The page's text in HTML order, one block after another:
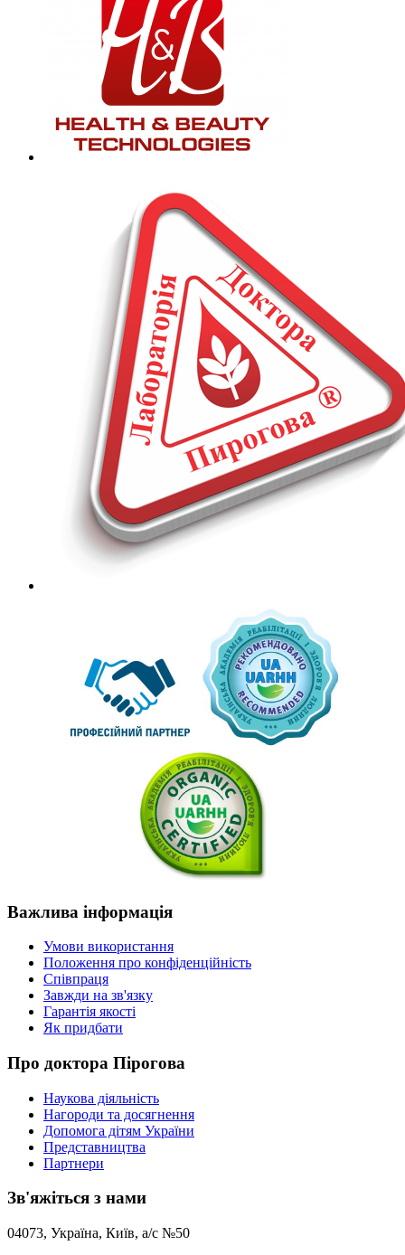
Важлива інформація
Умови використання
Положення про конфіденційність
Співпраця
Завжди на зв'язку
Гарантія якості
Як придбати
Про доктора Пірогова
Наукова діяльність
Нагороди та досягнення
Допомога дітям України
Представництва
Партнери
Зв'яжіться з нами
04073, Україна, Київ, а/с №50